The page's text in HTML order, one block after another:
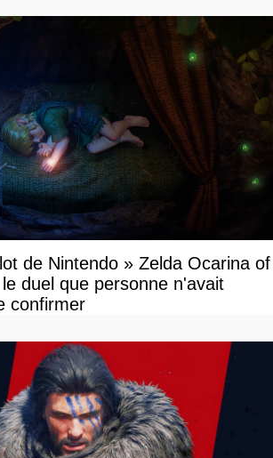
de Nintendo » Zelda Ocarina of
duel que personne n'avait
confirmer